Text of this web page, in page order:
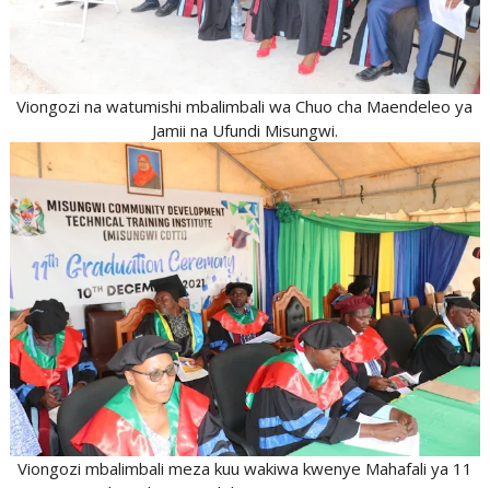
Viongozi na watumishi mbalimbali wa Chuo cha Maendeleo ya
Jamii na Ufundi Misungwi.
Viongozi mbalimbali meza kuu wakiwa kwenye Mahafali ya 11